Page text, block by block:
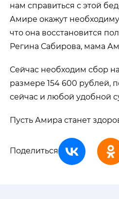
нам справиться с этой
Амире окажут
что она восстановится
Регина Сабирова, мама
Сейчас необходим сбор
размере 154 600 рублей,
сейчас и любой удобной
Пусть Амира станет
Поделиться